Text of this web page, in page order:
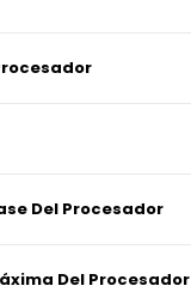
Del Procesador
Del Procesador